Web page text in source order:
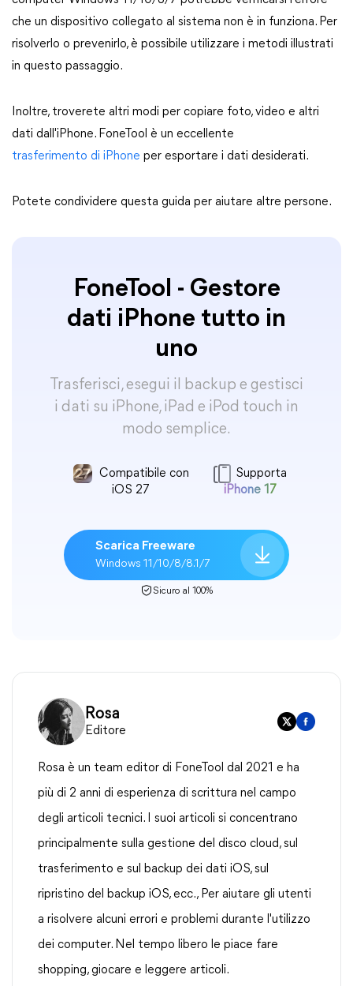
che un dispositivo collegato al sistema non è in funziona. Per
risolverlo o prevenirlo, è possibile utilizzare i metodi illustrati
in questo passaggio.
Inoltre, troverete altri modi per copiare foto, video e altri
dati dall'iPhone. FoneTool è un eccellente
trasferimento di iPhone per esportare i dati desiderati.
Potete condividere questa guida per aiutare altre persone.
FoneTool - Gestore
dati iPhone tutto in
uno
Trasferisci, esegui il backup e gestisci
i dati su iPhone, iPad e iPod touch in
modo semplice.
Compatibile con
iOS 27
Supporta
iPhone 17
Scarica Freeware
Windows 11/10/8/8.1/7
Sicuro al 100%
Rosa
Editore
Rosa è un team editor di FoneTool dal 2021 e ha
più di 2 anni di esperienza di scrittura nel campo
degli articoli tecnici. I suoi articoli si concentrano
principalmente sulla gestione del disco cloud, sul
trasferimento e sul backup dei dati iOS, sul
ripristino del backup iOS, ecc., Per aiutare gli utenti
a risolvere alcuni errori e problemi durante l'utilizzo
dei computer. Nel tempo libero le piace fare
shopping, giocare e leggere articoli.